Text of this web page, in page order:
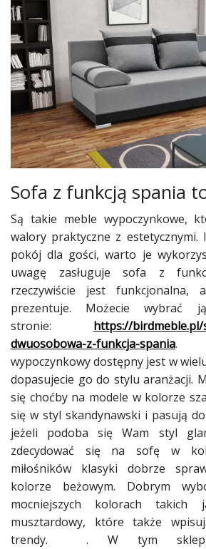
Dodatki
i
gadżety
Pokój
dziecięcy
Przedpokój
Najlepsze
Kategorie
Dodaj
«
Dodaj
Dodaj
Dodaj
artykuł
Dodaj
galerię
Sofa z funkcją spania
Są takie meble wypoczynkowe,
walory praktyczne z estetycznymi.
pokój dla gości, warto je
uwagę zasługuje sofa z
rzeczywiście jest
prezentuje. Możecie
stronie: https://
dwuosobowa-z-funkcja-spania.
wypoczynkowy dostępny jest w
dopasujecie go do stylu aranżacji.
się choćby na modele w kolorze
się w styl skandynawski i pasują
jeżeli podoba się Wam styl
zdecydować się na sofę w
miłośników klasyki dobrze
kolorze beżowym. Dobrym
mocniejszych kolorach takich
musztardowy, które także
trendy. . W tym sklepie